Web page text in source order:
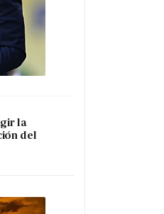
la
del